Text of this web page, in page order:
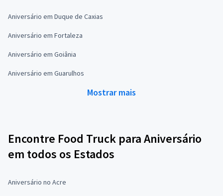
Aniversário em Duque de Caxias
Aniversário em Fortaleza
Aniversário em Goiânia
Aniversário em Guarulhos
Mostrar mais
Encontre Food Truck para Aniversário
em todos os Estados
Aniversário no Acre